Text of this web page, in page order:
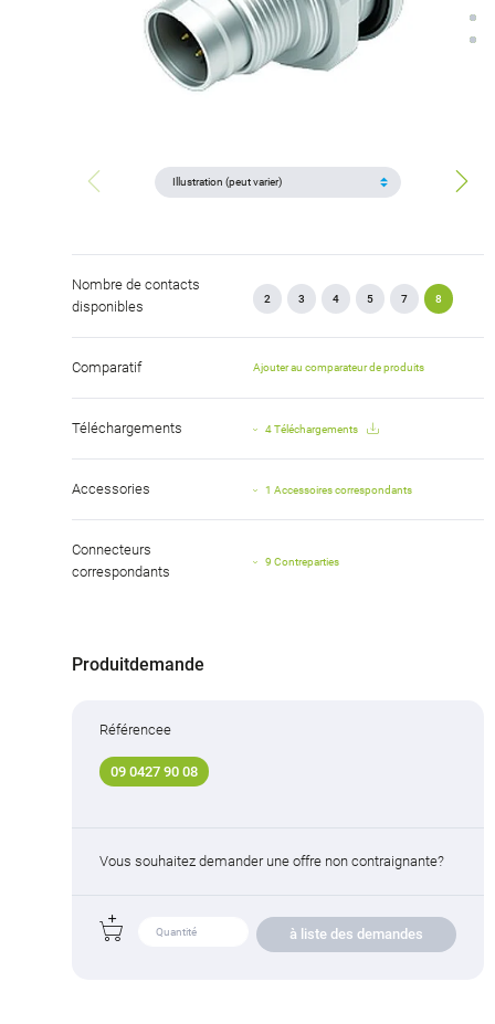
Nombre de contacts
disponibles
2 3 4 5 7 8
Comparatif Ajouter au comparateur de produits
Téléchargements 4 Téléchargements
Accessories 1 Accessoires correspondants
Connecteurs
correspondants
9 Contreparties
Produitdemande
Référencee
09 0427 90 08
Vous souhaitez demander une offre non contraignante?
à liste des demandes